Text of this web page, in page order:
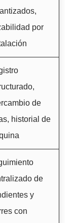
por
de
historial de
de
y
con